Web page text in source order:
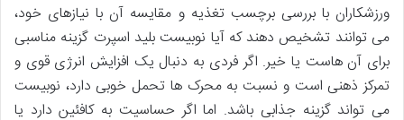
ورزشکاران با بررسی برچسب تغذیه و مقایسه آن با نیازهای خود،
می توانند تشخیص دهند که آیا نوبیست بلید اسپرت گزینه مناسبی
برای آن هاست یا خیر. اگر فردی به دنبال یک افزایش انرژی قوی و
تمرکز ذهنی است و نسبت به محرک ها تحمل خوبی دارد، نوبیست
می تواند گزینه جذابی باشد. اما اگر حساسیت به کافئین دارد یا